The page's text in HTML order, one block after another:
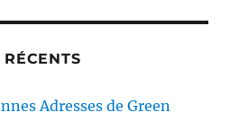
Adresses de Green